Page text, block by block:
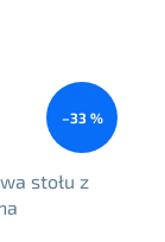
–33 %
stołu z